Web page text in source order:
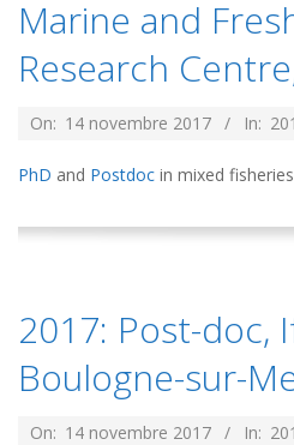
Marine and
Research
2017-
14
On: 14 novembre 2017 In:
PhD and Postdoc in mixed
2017: Post-doc,
Boulogne-sur-
2017-
On: 14 novembre 2017 In: